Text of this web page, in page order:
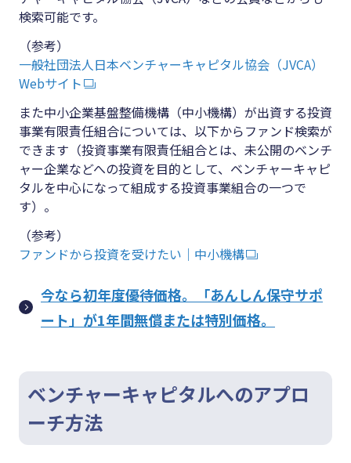
検索可能です。
（参考）
一般社団法人日本ベンチャーキャピタル協会（JVCA）
Webサイト
また中小企業基盤整備機構（中小機構）が出資する投資
事業有限責任組合については、以下からファンド検索が
できます（投資事業有限責任組合とは、未公開のベンチ
ャー企業などへの投資を目的として、ベンチャーキャピ
タルを中心になって組成する投資事業組合の一つで
す）。
（参考）
ファンドから投資を受けたい｜中小機構
今なら初年度優待価格。「あんしん保守サポ
ート」が1年間無償または特別価格。
ベンチャーキャピタルへのアプロ
ーチ方法